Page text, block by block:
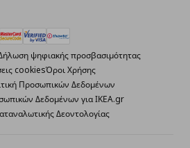
ψηφιακής προσβασιμότητας
cookiesΌροι Χρήσης
Προσωπικών Δεδομένων
Δεδομένων για ΙΚΕΑ.gr
Δεοντολογίας